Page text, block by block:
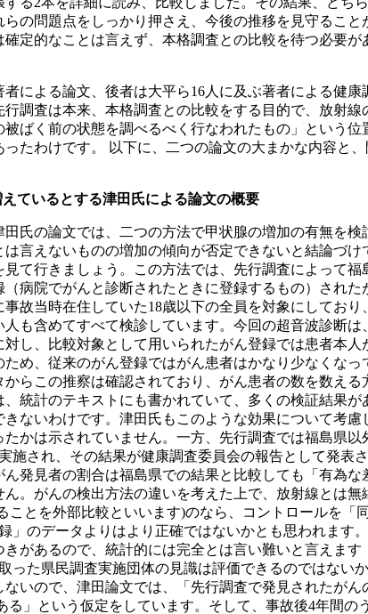
の問題点をしっかり押さえ、今後の推移を見守ること
定的なことは言えず、本格調査との比較を待つ必要が
による論文、後者は大平ら16人に及ぶ著者による健康
調査は本来、本格調査との比較をする目的で、放射線
ばく前の状態を調べるべく行なわれたもの」という位
たわけです。 以下に、二つの論文の大まかな内容と、
ているとする津田氏による論文の概要
氏の論文では、二つの方法で甲状腺の増加の有無を検
言えないものの増加の傾向が否定できないと結論づけ
て行きましょう。この方法では、先行調査によって福
病院でがんと診断されたときに登録するもの）された
故当時在住していた18歳以下の全員を対象にしており
も含めてすべて検診しています。今回の超音波診断は
し、比較対象として用いられたがん登録では患者本人
め、従来のがん登録ではがん患者はかなり少なくなっ
らこの推察は確認されており、がん患者の数を数える
統計のテキストにも書かれていて、多くの検証結果が
ないわけです。津田氏もこのような効果について考慮
かは示されていません。一方、先行調査では福島県以
施され、その結果が健康調査委員会の報告として発表
発見者の割合は福島県での結果と比較しても「有為な
。がんの検出方法の違いを考えた上で、放射線とは無
とを外部比較といいます)のなら、コントロールを「
」のデータよりはより正確ではないかとも思われます
があるので、統計的には完全とは言い難いと言えます
た県民調査実施団体の見識は評価できるのではないか
いので、津田論文では、「先行調査で発見されたがん
る」という仮定をしています。そして、事故後4年間の